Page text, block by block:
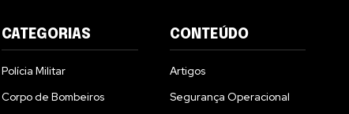
CATEGORIAS
Polícia Militar
Corpo de Bombeiros
CONTEÚDO
Artigos
Segurança Operacional